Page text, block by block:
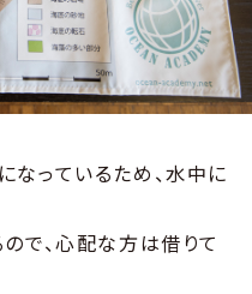
なっているため、水中に
で、心配な方は借りて